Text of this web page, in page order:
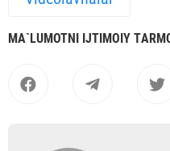
MА`LUMOTNI IJTIMOIY